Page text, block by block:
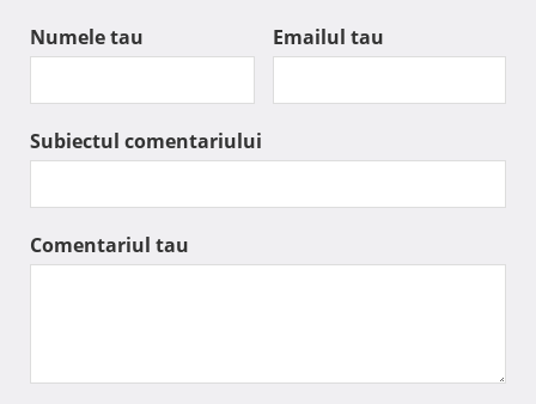
Numele tau Emailul tau
Subiectul comentariului
Comentariul tau